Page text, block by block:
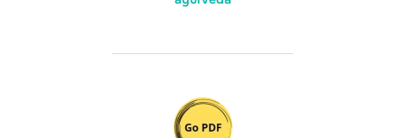
POST AUTHOR